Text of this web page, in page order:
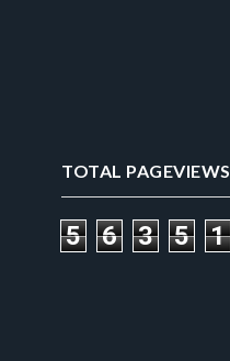
TOTAL PAGEVIEWS
5 6 3 5 1